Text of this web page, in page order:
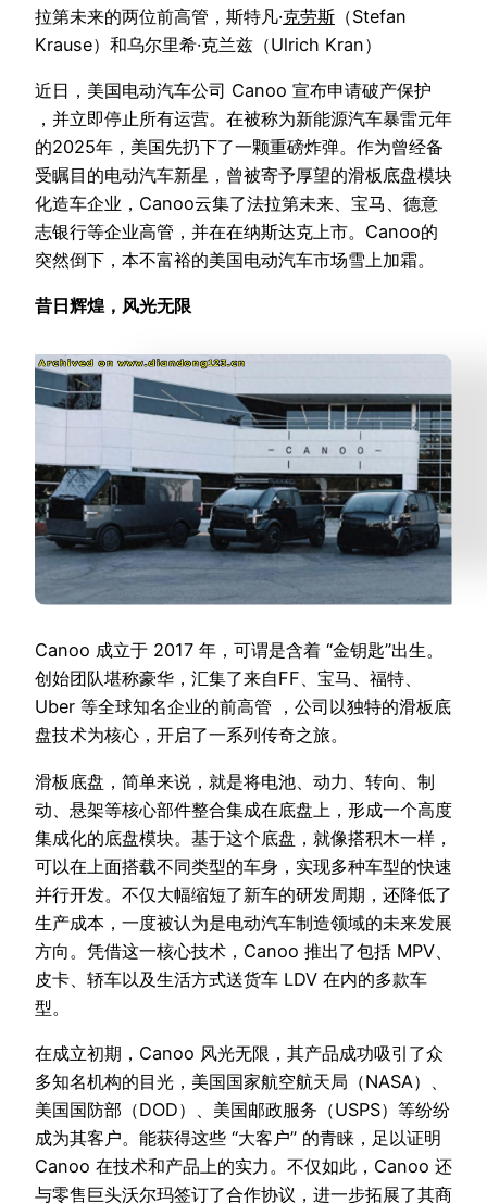
拉第未来的两位前高管，斯特凡·克劳斯 （Stefan
Krause）和乌尔里希·克兰兹（Ulrich Kran）
近日，美国电动汽车公司 Canoo 宣布申请破产保护
，并立即停止所有运营。在被称为新能源汽车暴雷元年
的2025年，美国先扔下了一颗重磅炸弹。作为曾经备
受瞩目的电动汽车新星，曾被寄予厚望的滑板底盘模块
化造车企业，Canoo云集了法拉第未来、宝马、德意
志银行等企业高管，并在在纳斯达克上市。Canoo的
突然倒下，本不富裕的美国电动汽车市场雪上加霜。
昔日辉煌，风光无限
Canoo 成立于 2017 年，可谓是含着 “金钥匙”出生。
创始团队堪称豪华，汇集了来自FF、宝马、福特、
Uber 等全球知名企业的前高管 ，公司以独特的滑板底
盘技术为核心，开启了一系列传奇之旅。
滑板底盘，简单来说，就是将电池、动力、转向、制
动、悬架等核心部件整合集成在底盘上，形成一个高度
集成化的底盘模块。基于这个底盘，就像搭积木一样，
可以在上面搭载不同类型的车身，实现多种车型的快速
并行开发。不仅大幅缩短了新车的研发周期，还降低了
生产成本，一度被认为是电动汽车制造领域的未来发展
方向。凭借这一核心技术，Canoo 推出了包括 MPV、
皮卡、轿车以及生活方式送货车 LDV 在内的多款车
型。
在成立初期，Canoo 风光无限，其产品成功吸引了众
多知名机构的目光，美国国家航空航天局（NASA）、
美国国防部（DOD）、美国邮政服务（USPS）等纷纷
成为其客户。能获得这些 “大客户” 的青睐，足以证明
Canoo 在技术和产品上的实力。不仅如此，Canoo 还
与零售巨头沃尔玛签订了合作协议，进一步拓展了其商